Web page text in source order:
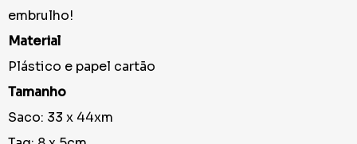
embrulho!
Material
Plástico e papel cartão
Tamanho
Saco: 33 x 44xm